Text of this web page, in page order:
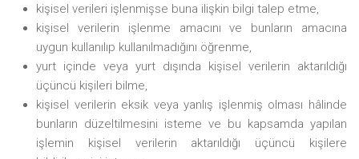
kişisel verileri işlenmişse buna ilişkin bilgi talep etme,
kişisel verilerin işlenme amacını ve bunların amacına
uygun kullanılıp kullanılmadığını öğrenme,
yurt içinde veya yurt dışında kişisel verilerin aktarıldığı
üçüncü kişileri bilme,
kişisel verilerin eksik veya yanlış işlenmiş olması hâlinde
bunların düzeltilmesini isteme ve bu kapsamda yapılan
işlemin kişisel verilerin aktarıldığı üçüncü kişilere